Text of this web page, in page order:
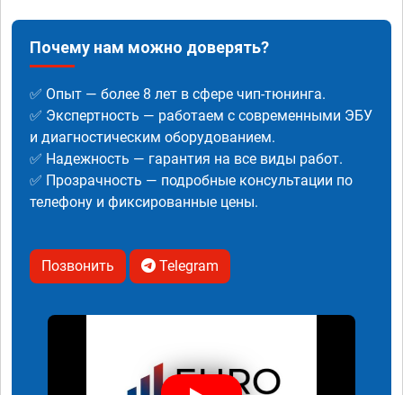
Почему нам можно доверять?
✅ Опыт — более 8 лет в сфере чип-тюнинга.
✅ Экспертность — работаем с современными ЭБУ
и диагностическим оборудованием.
✅ Надежность — гарантия на все виды работ.
✅ Прозрачность — подробные консультации по
телефону и фиксированные цены.
Позвонить Telegram